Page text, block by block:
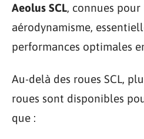
Aeolus SCL, connues
aérodynamisme,
performances optimales
Au-delà des roues SCL,
roues sont disponibles
que :